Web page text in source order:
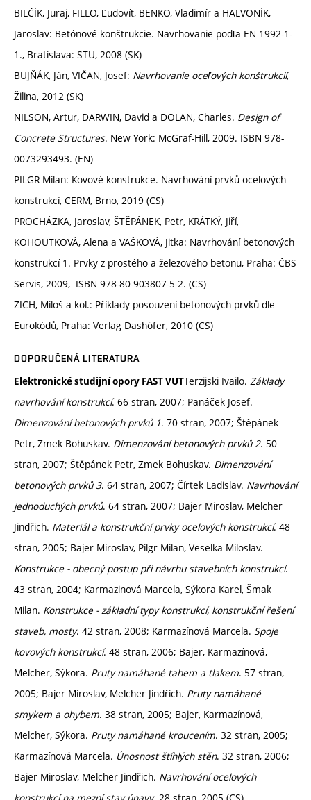
BILČÍK, Juraj, FILLO, Ľudovít, BENKO, Vladimír a HALVONÍK,
Jaroslav: Betónové konštrukcie. Navrhovanie podľa EN 1992-1-
1., Bratislava: STU, 2008 (SK)
BUJŇÁK, Ján, VIČAN, Josef: Navrhovanie oceľových konštrukcií,
Žilina, 2012 (SK)
NILSON, Artur, DARWIN, David a DOLAN, Charles. Design of
Concrete Structures. New York: McGraf-Hill, 2009. ISBN 978-
0073293493. (EN)
PILGR Milan: Kovové konstrukce. Navrhování prvků ocelových
konstrukcí, CERM, Brno, 2019 (CS)
PROCHÁZKA, Jaroslav, ŠTĚPÁNEK, Petr, KRÁTKÝ, Jiří,
KOHOUTKOVÁ, Alena a VAŠKOVÁ, Jitka: Navrhování betonových
konstrukcí 1. Prvky z prostého a železového betonu, Praha: ČBS
Servis, 2009, ISBN 978-80-903807-5-2. (CS)
ZICH, Miloš a kol.: Příklady posouzení betonových prvků dle
Eurokódů, Praha: Verlag Dashöfer, 2010 (CS)
DOPORUČENÁ LITERATURA
Elektronické studijní opory FAST VUTTerzijski Ivailo. Základy
navrhování konstrukcí. 66 stran, 2007; Panáček Josef.
Dimenzování betonových prvků 1. 70 stran, 2007; Štěpánek
Petr, Zmek Bohuskav. Dimenzování betonových prvků 2. 50
stran, 2007; Štěpánek Petr, Zmek Bohuskav. Dimenzování
betonových prvků 3. 64 stran, 2007; Čírtek Ladislav. Navrhování
jednoduchých prvků. 64 stran, 2007; Bajer Miroslav, Melcher
Jindřich. Materiál a konstrukční prvky ocelových konstrukcí. 48
stran, 2005; Bajer Miroslav, Pilgr Milan, Veselka Miloslav.
Konstrukce - obecný postup při návrhu stavebních konstrukcí.
43 stran, 2004; Karmazinová Marcela, Sýkora Karel, Šmak
Milan. Konstrukce - základní typy konstrukcí, konstrukční řešení
staveb, mosty. 42 stran, 2008; Karmazínová Marcela. Spoje
kovových konstrukcí. 48 stran, 2006; Bajer, Karmazínová,
Melcher, Sýkora. Pruty namáhané tahem a tlakem. 57 stran,
2005; Bajer Miroslav, Melcher Jindřich. Pruty namáhané
smykem a ohybem. 38 stran, 2005; Bajer, Karmazínová,
Melcher, Sýkora. Pruty namáhané kroucením. 32 stran, 2005;
Karmazínová Marcela. Únosnost štíhlých stěn. 32 stran, 2006;
Bajer Miroslav, Melcher Jindřich. Navrhování ocelových